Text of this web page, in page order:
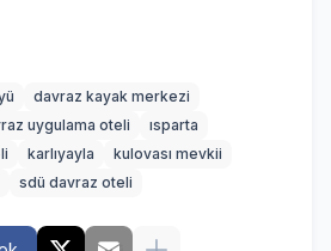
davraz kayak merkezi
uygulama oteli
ısparta
karlıyayla
kulovası mevkii
sdü davraz oteli